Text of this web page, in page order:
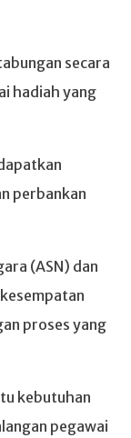
secara
hadiah yang
perbankan
(ASN) dan
proses yang
kebutuhan
pegawai